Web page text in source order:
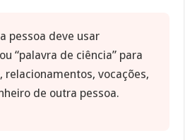
pessoa deve usar
“palavra de ciência” para
relacionamentos, vocações,
de outra pessoa.